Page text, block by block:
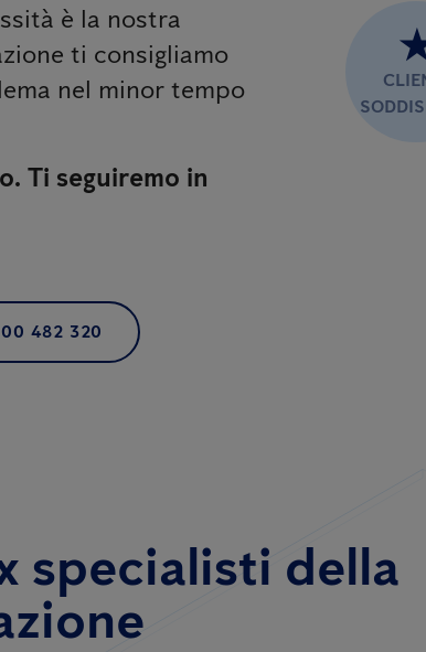
è la nostra
ti consigliamo
nel minor tempo
Ti seguiremo in
482 320
specialisti della